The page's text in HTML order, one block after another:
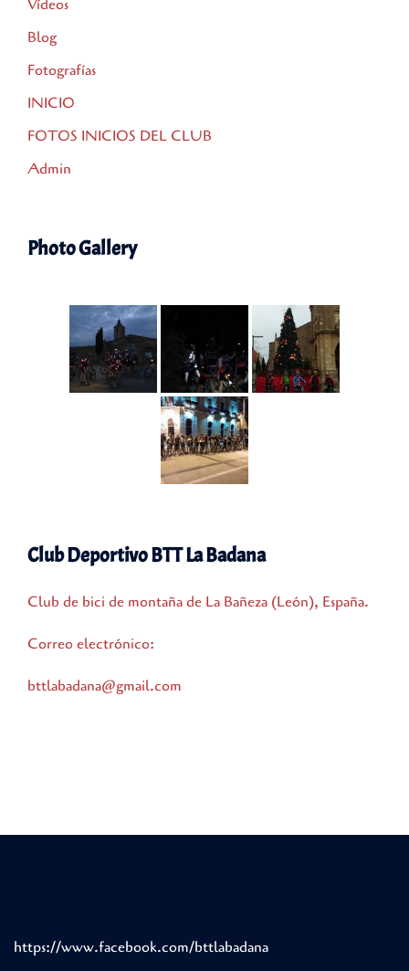
Vídeos
Blog
Fotografías
INICIO
FOTOS INICIOS DEL CLUB
Admin
Photo Gallery
Club Deportivo BTT La Badana
Club de bici de montaña de La Bañeza (León), España.
Correo electrónico:
bttlabadana@gmail.com
https://www.facebook.com/bttlabadana